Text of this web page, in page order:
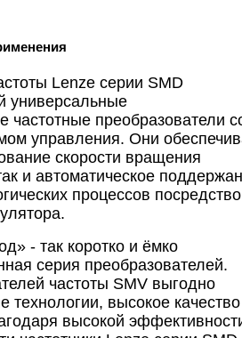
Lenze серии SMD
универсальные
преобразователи
управления. Они
скорости вращения
и автоматическое
процессов
- так коротко и ёмко
серия преобразователей.
частоты SMV выгодно
технологии, высокое
высокой